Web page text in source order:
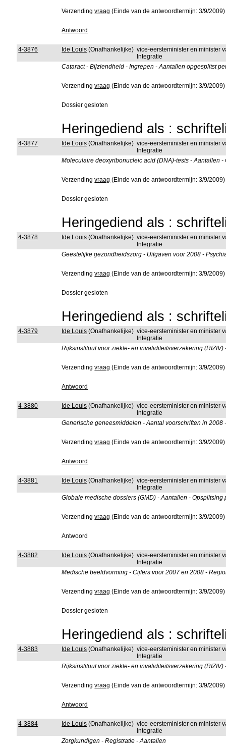
Verzendingvraag (Einde van de antwoordtermijn: 3/9/2009)
Antwoord
4-3876 Ide Louis (Onafhankelijke) vice-eersteminister en minister
Integratie
Cataract - Bijziendheid - Ingrepen - Aantallen opgesplitst
Verzendingvraag (Einde van de antwoordtermijn: 3/9/2009)
Dossier gesloten
Heringediend als :
4-3877 Ide Louis (Onafhankelijke) vice-eersteminister en minister
Integratie
Moleculaire deoxyribonucleic acid (DNA)-tests - Aantallen -
Verzendingvraag (Einde van de antwoordtermijn: 3/9/2009)
Dossier gesloten
Heringediend als :
4-3878 Ide Louis (Onafhankelijke) vice-eersteminister en minister
Integratie
Geestelijke gezondheidszorg - Uitgaven voor 2008 -
Verzendingvraag (Einde van de antwoordtermijn: 3/9/2009)
Dossier gesloten
Heringediend als :
4-3879 Ide Louis (Onafhankelijke) vice-eersteminister en minister
Integratie
Rijksinstituut voor ziekte- en invaliditeitsverzekering
Verzendingvraag (Einde van de antwoordtermijn: 3/9/2009)
Antwoord
4-3880 Ide Louis (Onafhankelijke) vice-eersteminister en minister
Integratie
Generische geneesmiddelen - Aantal voorschriften in 2008
Verzendingvraag (Einde van de antwoordtermijn: 3/9/2009)
Antwoord
4-3881 Ide Louis (Onafhankelijke) vice-eersteminister en minister
Integratie
Globale medische dossiers (GMD) - Aantallen - Opsplitsing
Verzendingvraag (Einde van de antwoordtermijn: 3/9/2009)
Antwoord
4-3882 Ide Louis (Onafhankelijke) vice-eersteminister en minister
Integratie
Medische beeldvorming - Cijfers voor 2007 en 2008 -
Verzendingvraag (Einde van de antwoordtermijn: 3/9/2009)
Dossier gesloten
Heringediend als :
4-3883 Ide Louis (Onafhankelijke) vice-eersteminister en minister
Integratie
Rijksinstituut voor ziekte- en invaliditeitsverzekering
Verzendingvraag (Einde van de antwoordtermijn: 3/9/2009)
Antwoord
4-3884 Ide Louis (Onafhankelijke) vice-eersteminister en minister
Integratie
Zorgkundigen - Registratie - Aantallen